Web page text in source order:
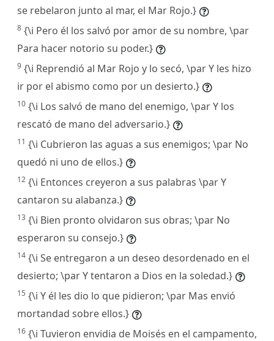
se rebelaron junto al mar, el Mar Rojo.}
8 {\i Pero él los salvó por amor de su nombre, \par
Para hacer notorio su poder.}
9 {\i Reprendió al Mar Rojo y lo secó, \par Y les hizo
ir por el abismo como por un desierto.}
10 {\i Los salvó de mano del enemigo, \par Y los
rescató de mano del adversario.}
11 {\i Cubrieron las aguas a sus enemigos; \par No
quedó ni uno de ellos.}
12 {\i Entonces creyeron a sus palabras \par Y
cantaron su alabanza.}
13 {\i Bien pronto olvidaron sus obras; \par No
esperaron su consejo.}
14 {\i Se entregaron a un deseo desordenado en el
desierto; \par Y tentaron a Dios en la soledad.}
15 {\i Y él les dio lo que pidieron; \par Mas envió
mortandad sobre ellos.}
16 {\i Tuvieron envidia de Moisés en el campamento,